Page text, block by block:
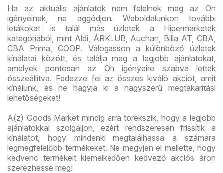
Ha az aktuális ajánlatok nem felelnek meg az Ön
igényeinek, ne aggódjon. Weboldalunkon további
letákokat is talál más üzletek a Hipermarketek
kategóriából, mint Aldi, ÁRKLUB, Auchan, Billa AT, CBA,
CBA Príma, COOP. Válogasson a különböző üzletek
kínálatai között, és találja meg a legjobb ajánlatokat,
amelyek pontosan az Ön igényeire szabva lettek
összeállítva. Fedezze fel az összes kiváló akciót, amit
kínálunk, és ne hagyja ki a nagyszerű megtakarítási
lehetőségeket!
A(z) Goods Market mindig arra törekszik, hogy a legjobb
ajánlatokkal szolgáljon, ezért rendszeresen frissítik a
kínálatot, hogy mindenki megtalálhassa a számára
legmegfelelőbb termékeket. Ne megyjen el mellette, hogy
kedvenc termékeit kiemelkedően kedvező akciós áron
szerezhesse meg!